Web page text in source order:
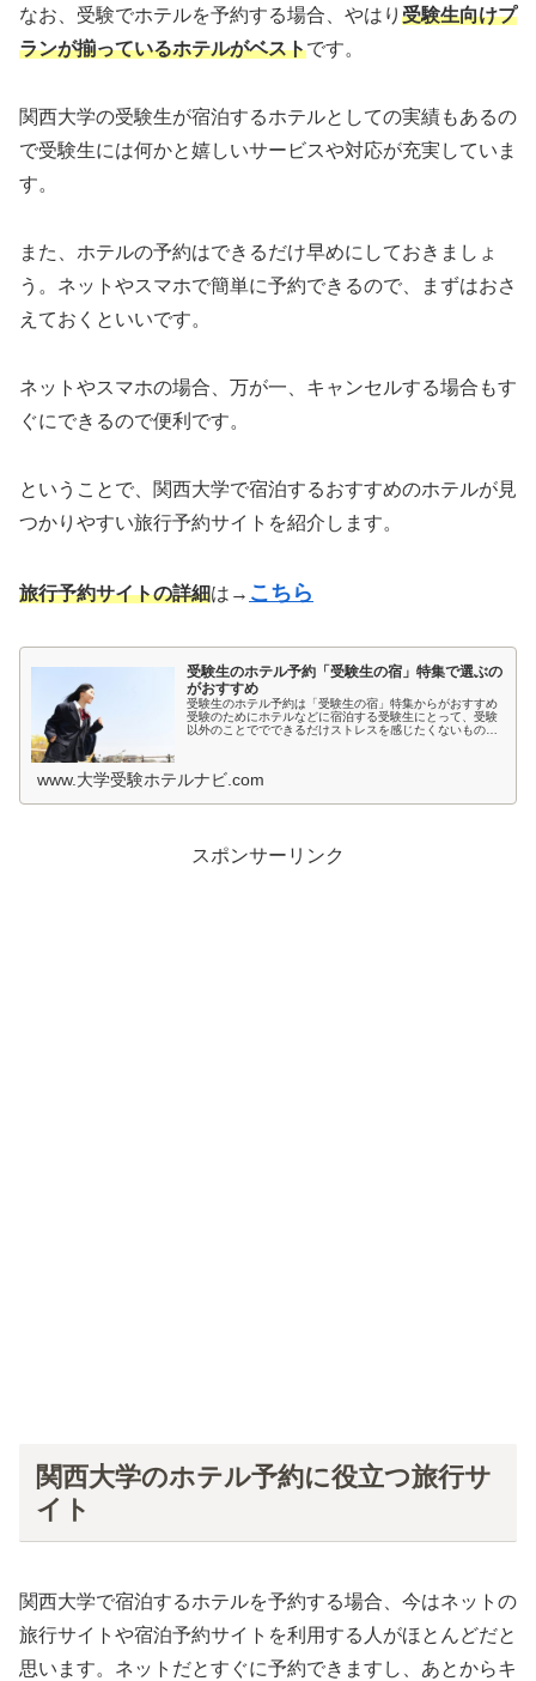
なお、受験でホテルを予約する場合、やはり 受験生向けプ
ランが揃っているホテルがベストです。
関西大学の受験生が宿泊するホテルとしての実績もあるの
で受験生には何かと嬉しいサービスや対応が充実していま
す。
また、ホテルの予約はできるだけ早めにしておきましょ
う。ネットやスマホで簡単に予約できるので、まずはおさ
えておくといいです。
ネットやスマホの場合、万が一、キャンセルする場合もす
ぐにできるので便利です。
ということで、関西大学で宿泊するおすすめのホテルが見
つかりやすい旅行予約サイトを紹介します。
旅行予約サイトの詳細は→ こちら
受験生のホテル予約「受験生の宿」特集で選ぶの
がおすすめ
受験生のホテル予約は「受験生の宿」特集からがおすすめ
受験のためにホテルなどに宿泊する受験生にとって、受験
以外のことででできるだけストレスを感じたくないもので
www.大学受験ホテルナビ.com
スポンサーリンク
関西大学のホテル予約に役立つ旅行サ
イト
関西大学で宿泊するホテルを予約する場合、今はネットの
旅行サイトや宿泊予約サイトを利用する人がほとんどだと
思います。ネットだとすぐに予約できますし、あとからキ